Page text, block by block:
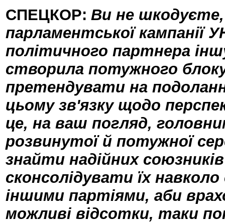
СПЕЦКОР: Ви не
парламентської кампанії
політичного партнера
створила потужного
претендувати на
цьому зв'язку щодо
це, на ваш погляд,
розвинутої й потужної
знайти надійних
сконсолідувати їх
іншими партіями, аби
можливі відсотки, таки